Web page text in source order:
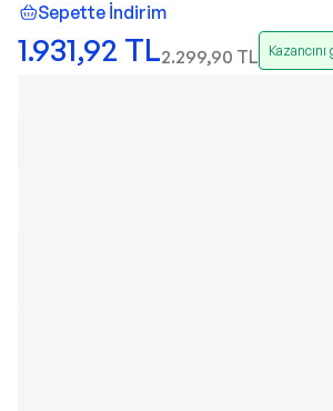
Sepette İndirim
1.931,92 TL2.299,90 TL Kazancını